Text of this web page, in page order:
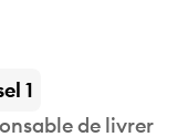
1
de livrer